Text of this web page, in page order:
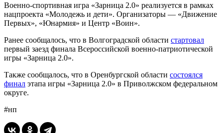
Военно-спортивная игра «Зарница 2.0» реализуется в рамках
нацпроекта «Молодежь и дети». Организаторы — «Движение
Первых», «Юнармия» и Центр «Воин».
Ранее сообщалось, что в Волгоградской области стартовал
первый заезд финала Всероссийской военно-патриотической
игры «Зарница 2.0».
Также сообщалось, что в Оренбургской области состоялся
финал этапа игры «Зарница 2.0» в Приволжском федеральном
округе.
#нп